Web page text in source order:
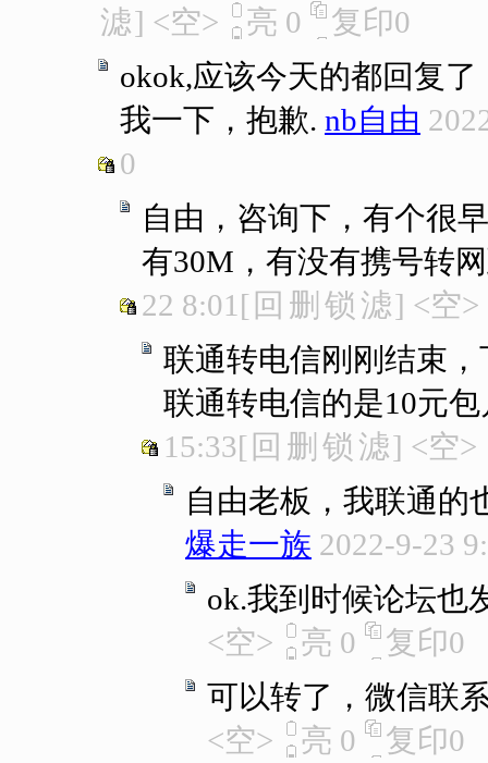
滤] <空> 亮 0 复印0
okok,应该今天的都回复
我一下，抱歉. nb自由
0
自由，咨询下，有个很
有30M，有没有携号转
22 8:01 [ 回 删 锁 滤] <空>
联通转电信刚刚结束
联通转电信的是10元
15:33[ 回 删 锁 滤] <空>
自由老板，我联通的
爆走一族 2022-9-23
ok.我到时候论坛也
<空>
亮 0 复印0
可以转了，微信联
<空>
亮 0 复印0